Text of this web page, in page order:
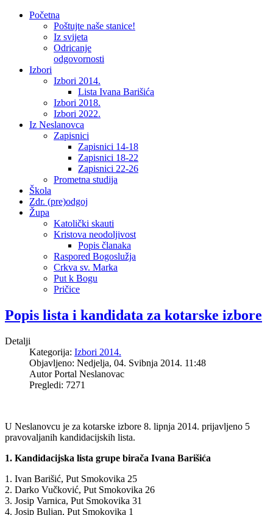
Početna
Poštujte naše stanice!
Iz svijeta
Odricanje
odgovornosti
Izbori
Izbori 2014.
Lista Ivana Barišića
Izbori 2018.
Izbori 2022.
Iz Neslanovca
Zapisnici
Zapisnici 14-18
Zapisnici 18-22
Zapisnici 22-26
Prometna studija
Škola
Zdr. (pre)odgoj
Župa
Katolički skauti
Kristova neodoljivost
Popis članaka
Raspored Bogoslužja
Crkva sv. Marka
Put k Bogu
Pričice
Popis lista i kandidata za kotarske izbore
Detalji
Kategorija: Izbori 2014.
Objavljeno: Nedjelja, 04. Svibnja 2014. 11:48
AutorPortal Neslanovac
Pregledi: 7271
U Neslanovcu je za kotarske izbore 8. lipnja 2014. prijavljeno 5
pravovaljanih kandidacijskih lista.
1. Kandidacijska lista grupe birača Ivana Barišića
1. Ivan Barišić, Put Smokovika 25
2. Darko Vučković, Put Smokovika 26
3. Josip Varnica, Put Smokovika 31
4. Josip Buljan, Put Smokovika 1